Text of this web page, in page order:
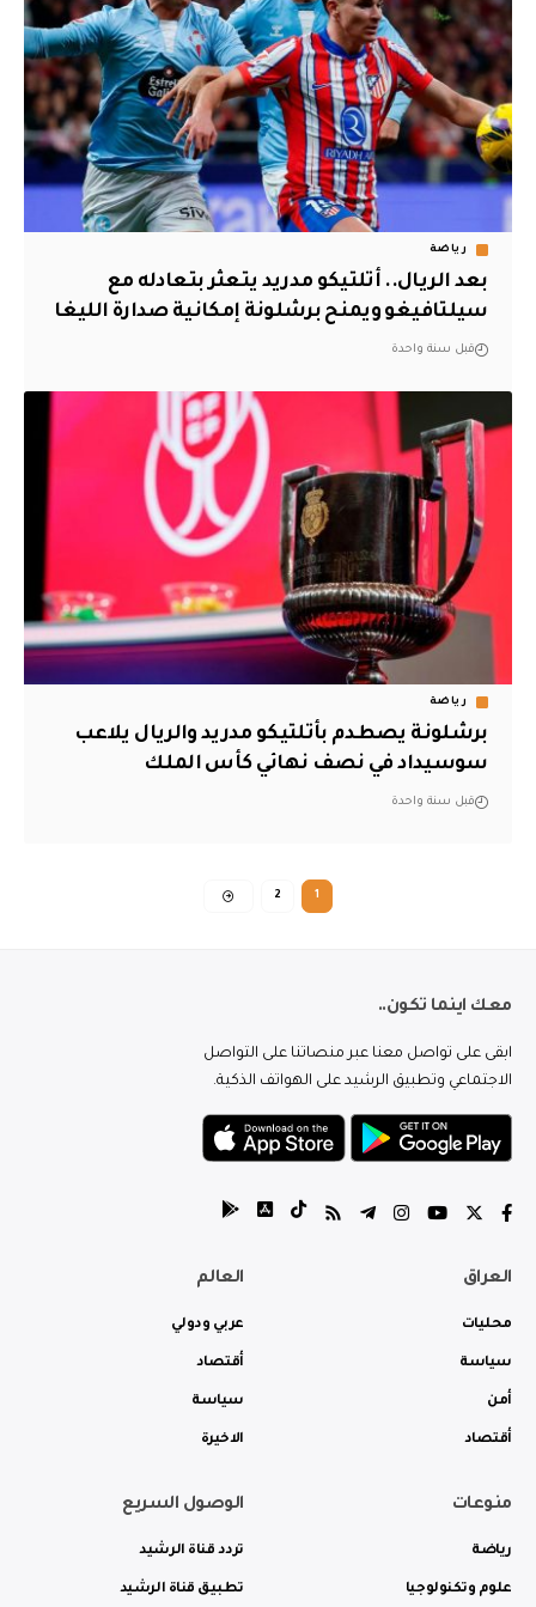
رياضة
بعد الريال.. أتلتيكو مدريد يتعثر بتعادله مع
سيلتافيغو ويمنح برشلونة إمكانية صدارة الليغا
قبل سنة واحدة
رياضة
برشلونة يصطدم بأتلتيكو مدريد والريال يلاعب
سوسيداد في نصف نهائي كأس الملك
قبل سنة واحدة
1
2
معك اينما تكون..
ابقى على تواصل معنا عبر منصاتنا على التواصل
الاجتماعي وتطبيق الرشيد على الهواتف الذكية.
العراق
محليات
سياسة
أمن
أقتصاد
العالم
عربي ودولي
أقتصاد
سياسة
الاخيرة
منوعات
رياضة
علوم وتكنولوجيا
الوصول السريع
تردد قناة الرشيد
تطبيق قناة الرشيد